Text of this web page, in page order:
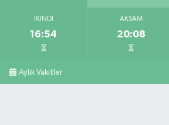
İKINDI
16:54
AKŞAM
20:08
Aylık Vakitler